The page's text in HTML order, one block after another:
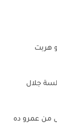
هربت
جلال
من عمرو ده